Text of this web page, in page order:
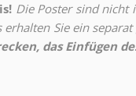
Die Poster sind nicht
erhalten Sie ein
das Einfügen